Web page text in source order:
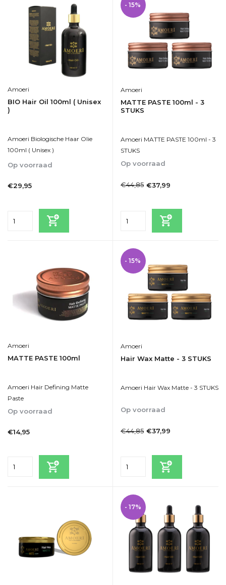
Amoeri
BIO Hair Oil 100ml ( Unisex
)
Amoeri Biologische Haar Olie
100ml ( Unisex )
Op voorraad
€29,95
- 15%
Amoeri
MATTE PASTE 100ml - 3
STUKS
Amoeri MATTE PASTE 100ml - 3
STUKS
Op voorraad
€44,85 €37,99
Amoeri
MATTE PASTE 100ml
Amoeri Hair Defining Matte
Paste
Op voorraad
€14,95
- 15%
Amoeri
Hair Wax Matte - 3 STUKS
Amoeri Hair Wax Matte - 3 STUKS
Op voorraad
€44,85 €37,99
- 17%